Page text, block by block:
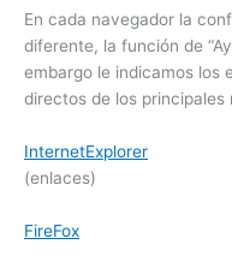
En cada navegador la
diferente, la función de
embargo le indicamos los
directos de los principales
InternetExplorer
(enlaces)
FireFox